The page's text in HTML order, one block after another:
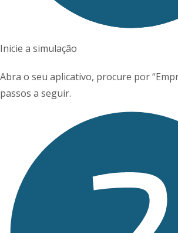
Inicie a simulação
Abra o seu aplicativo, procure por
passos a seguir.